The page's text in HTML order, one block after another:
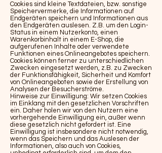
Cookies sind kleine Textdateien, bzw. sonstige
Speichervermerke, die Informationen auf
Endgeräten speichern und Informationen aus
den Endgeräten auslesen. Z.B. um den Login-
Status in einem Nutzerkonto, einen
Warenkorbinhalt in einem E-Shop, die
aufgerufenen Inhalte oder verwendete
Funktionen eines Onlineangebotes speichern.
Cookies können ferner zu unterschiedlichen
Zwecken eingesetzt werden, z.B. zu Zwecken
der Funktionsfähigkeit, Sicherheit und Komfort
von Onlineangeboten sowie der Erstellung von
Analysen der Besucherströme.
Hinweise zur Einwilligung: Wir setzen Cookies
im Einklang mit den gesetzlichen Vorschriften
ein. Daher holen wir von den Nutzern eine
vorhergehende Einwilligung ein, außer wenn
diese gesetzlich nicht gefordert ist. Eine
Einwilligung ist insbesondere nicht notwendig,
wenn das Speichern und das Auslesen der
Informationen, also auch von Cookies,